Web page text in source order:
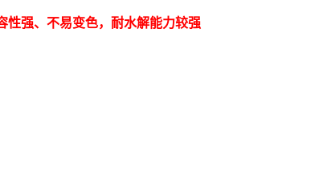
性强、不易变色，耐水解能力较强